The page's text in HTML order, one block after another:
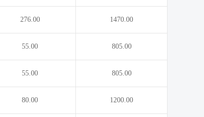
276.00 1470.00
55.00 805.00
55.00 805.00
80.00 1200.00